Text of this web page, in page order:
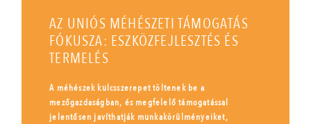
AZ UNIÓS MÉHÉSZETI TÁMOGATÁS
FÓKUSZA: ESZKÖZFEJLESZTÉS ÉS
TERMELÉS
A méhészek kulcsszerepet töltenek be a
mezőgazdaságban, és megfelelő támogatással
jelentősen javíthatják munkakörülményeiket,